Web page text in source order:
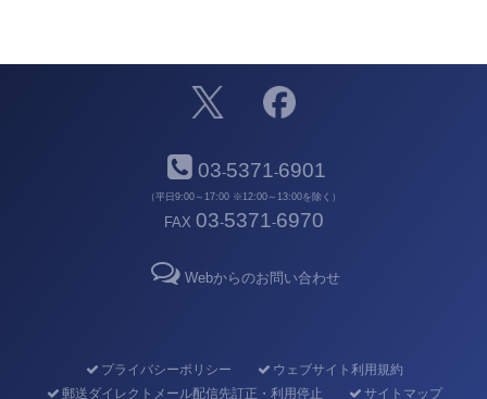
03-5371-6901
（平日9:00～17:00 ※12:00～13:00を除く）
FAX 03-5371-6970
Webからのお問い合わせ
プライバシーポリシー
ウェブサイト利用規約
郵送ダイレクトメール配信先訂正・利用停止
サイトマップ